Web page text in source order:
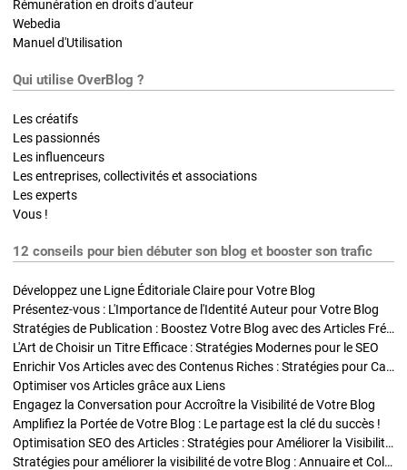
Rémunération en droits d'auteur
Webedia
Manuel d'Utilisation
Qui utilise OverBlog ?
Les créatifs
Les passionnés
Les influenceurs
Les entreprises, collectivités et associations
Les experts
Vous !
12 conseils pour bien débuter son blog et booster son trafic
Développez une Ligne Éditoriale Claire pour Votre Blog
Présentez-vous : L'Importance de l'Identité Auteur pour Votre Blog
Stratégies de Publication : Boostez Votre Blog avec des Articles Fréquents et Exclusifs
L'Art de Choisir un Titre Efficace : Stratégies Modernes pour le SEO
Enrichir Vos Articles avec des Contenus Riches : Stratégies pour Captiver et Optimiser
Optimiser vos Articles grâce aux Liens
Engagez la Conversation pour Accroître la Visibilité de Votre Blog
Amplifiez la Portée de Votre Blog : Le partage est la clé du succès !
Optimisation SEO des Articles : Stratégies pour Améliorer la Visibilité de Votre Blog
Stratégies pour améliorer la visibilité de votre Blog : Annuaire et Collaborations